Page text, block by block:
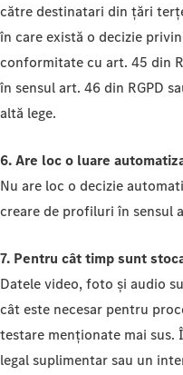
către destinatari din țări
în care există o decizie
conformitate cu art. 45 din
în sensul art. 46 din RGPD
altă lege.
6. Are loc o luare
Nu are loc o decizie
creare de profiluri în sensul
7. Pentru cât timp sunt
Datele video, foto și audio
cât este necesar pentru
testare menționate mai sus.
legal suplimentar sau un